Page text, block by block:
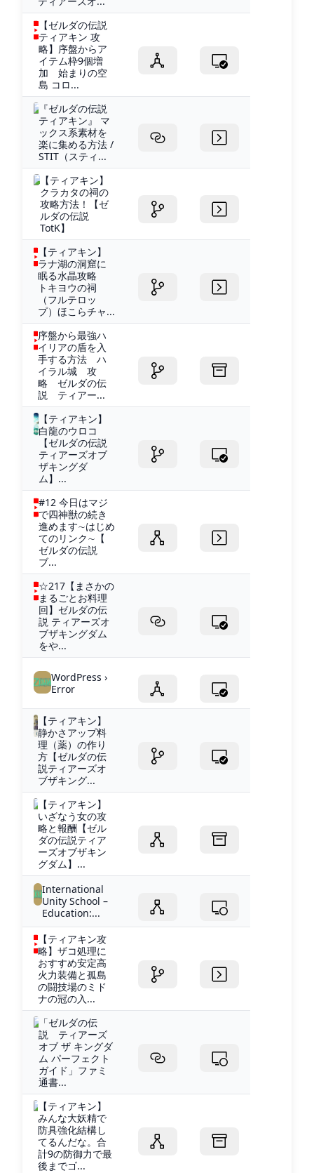
【ゼルダの伝説
ティアキン 攻
略】序盤からア
イテム枠9個増
加 始まりの空
島 コロ...
『ゼルダの伝説
ティアキン』 マ
ックス系素材を
楽に集める方法 /
STIT（スティ...
【ティアキン】
クラカタの祠の
攻略方法！【ゼ
ルダの伝説
TotK】
【ティアキン】
ラナ湖の洞窟に
眠る水晶攻略
トキヨウの祠
（フルテロッ
プ）ほこらチャ...
序盤から最強ハ
イリアの盾を入
手する方法 ハ
イラル城 攻
略 ゼルダの伝
説 ティアー...
【ティアキン】
白龍のウロコ
【ゼルダの伝説
ティアーズオブ
ザキングダ
ム】...
#12 今日はマジ
で四神獣の続き
進めます∼はじめ
てのリンク∼【
ゼルダの伝説
ブ...
☆217【まさかの
まるごとお料理
回】ゼルダの伝
説 ティアーズオ
ブザキングダム
をや...
WordPress ›
Error
【ティアキン】
静かさアップ料
理（薬）の作り
方【ゼルダの伝
説ティアーズオ
ブザキング...
【ティアキン】
いざなう女の攻
略と報酬【ゼル
ダの伝説ティア
ーズオブザキン
グダム】...
International
Unity School –
Education:...
【ティアキン攻
略】ザコ処理に
おすすめ安定高
火力装備と孤島
の闘技場のミド
ナの冠の入...
「ゼルダの伝
説 ティアーズ
オブ ザ キングダ
ム パーフェクト
ガイド」ファミ
通書...
【ティアキン】
みんな大妖精で
防具強化結構し
てるんだな。合
計9の防御力で最
後までゴ...